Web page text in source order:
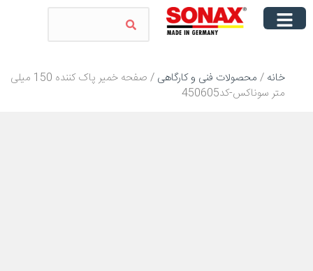
خانه / محصولات فنی و کارگاهی
/ صفحه خمیر پاک کننده 150 میلی
متر سوناکس-کد450605